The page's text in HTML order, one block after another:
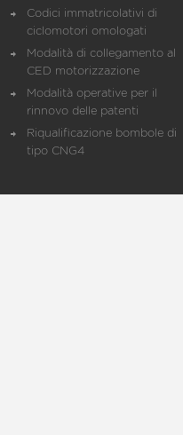
Codici immatricolativi di
ciclomotori omologati
Modalità di collegamento al
CED motorizzazione
Modalità operative per il
rinnovo delle patenti
Riqualificazione bombole di
tipo CNG4